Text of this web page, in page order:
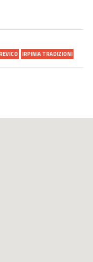
IRPINIA TRADIZIONI